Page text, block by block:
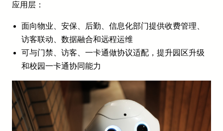
应用层：
面向物业、安保、后勤、信息化部门提供收费管理、
访客联动、数据融合和远程运维
可与门禁、访客、一卡通做协议适配，提升园区升级
和校园一卡通协同能力